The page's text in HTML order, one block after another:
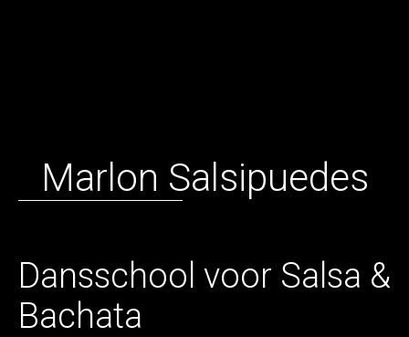
Marlon Salsipuedes
Dansschool voor Salsa &
Bachata